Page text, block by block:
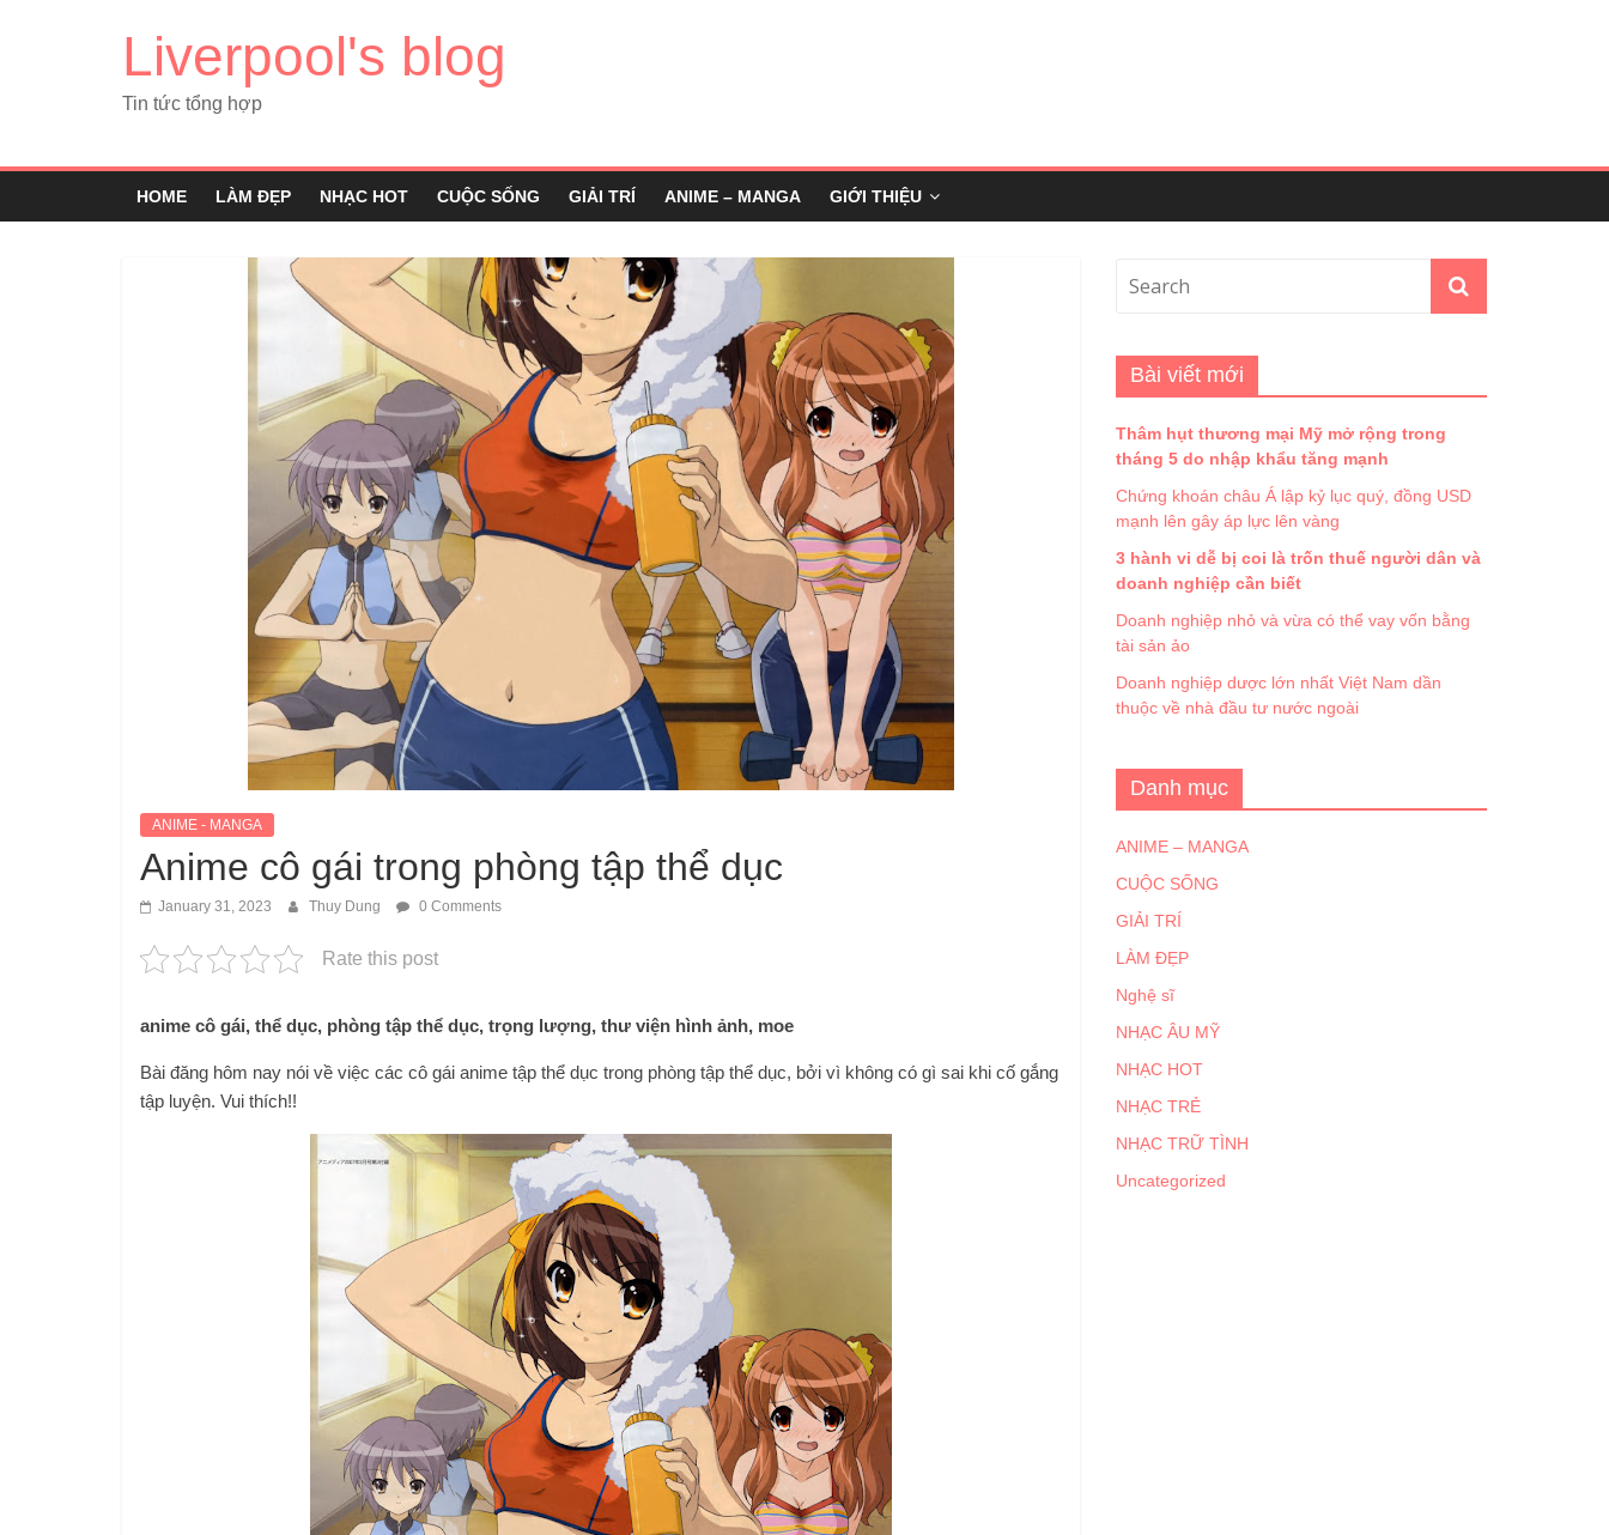
Liverpool's blog
Tin tức tổng hợp
HOME LÀM ĐẸP NHẠC HOT CUỘC SỐNG GIẢI TRÍ ANIME – MANGA GIỚI THIỆU
ANIME - MANGA
Anime cô gái trong phòng tập thể dục
January 31, 2023 Thuy Dung 0 Comments
Rate this post
anime cô gái, thể dục, phòng tập thể dục, trọng lượng, thư viện hình ảnh, moe
Bài đăng hôm nay nói về việc các cô gái anime tập thể dục trong phòng tập thể dục, bởi vì không có gì sai khi cố gắng
tập luyện. Vui thích!!
Bài viết mới
Thâm hụt thương mại Mỹ mở rộng trong
tháng 5 do nhập khẩu tăng mạnh
Chứng khoán châu Á lập kỷ lục quý, đồng USD
mạnh lên gây áp lực lên vàng
3 hành vi dễ bị coi là trốn thuế người dân và
doanh nghiệp cần biết
Doanh nghiệp nhỏ và vừa có thể vay vốn bằng
tài sản ảo
Doanh nghiệp dược lớn nhất Việt Nam dần
thuộc về nhà đầu tư nước ngoài
Danh mục
ANIME – MANGA
CUỘC SỐNG
GIẢI TRÍ
LÀM ĐẸP
Nghệ sĩ
NHẠC ÂU MỸ
NHẠC HOT
NHẠC TRẺ
NHẠC TRỮ TÌNH
Uncategorized